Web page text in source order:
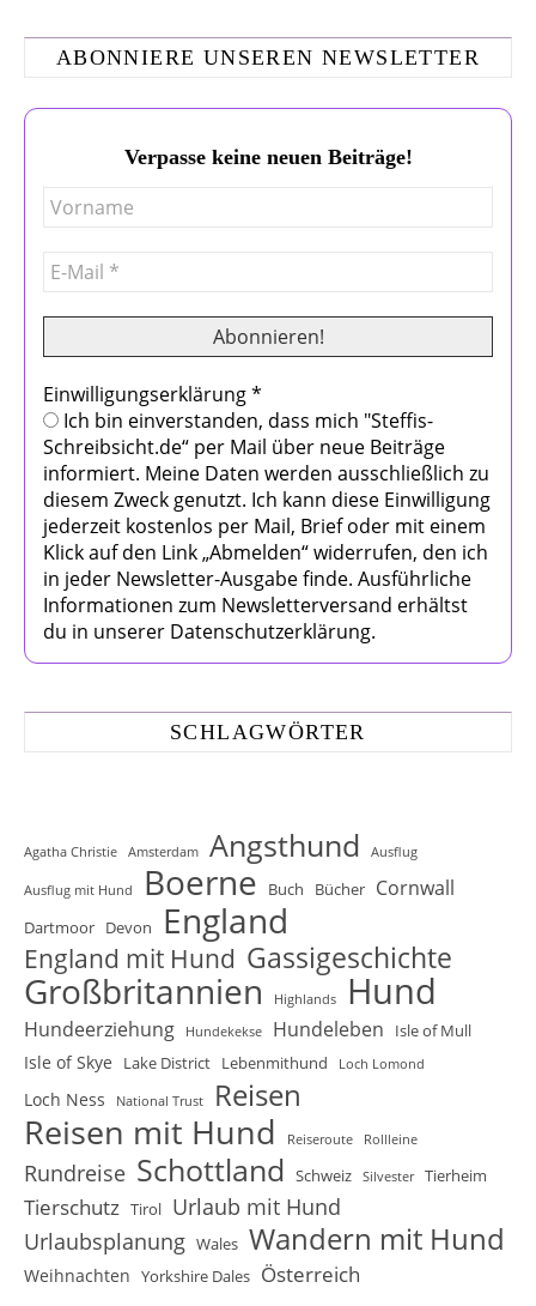
ABONNIERE UNSEREN NEWSLETTER
Verpasse keine neuen Beiträge!
Einwilligungserklärung*
Ich bin einverstanden, dass mich "Steffis-
Schreibsicht.de“ per Mail über neue Beiträge
informiert. Meine Daten werden ausschließlich zu
diesem Zweck genutzt. Ich kann diese Einwilligung
jederzeit kostenlos per Mail, Brief oder mit einem
Klick auf den Link „Abmelden“ widerrufen, den ich
in jeder Newsletter-Ausgabe finde. Ausführliche
Informationen zum Newsletterversand erhältst
du in unserer Datenschutzerklärung.
SCHLAGWÖRTER
Agatha Christie Amsterdam Angsthund Ausflug
Ausflug mit Hund Boerne Buch Bücher Cornwall
Dartmoor Devon England
England mit Hund Gassigeschichte
Großbritannien Highlands Hund
Hundeerziehung Hundekekse Hundeleben Isle of Mull
Isle of Skye Lake District Lebenmithund Loch Lomond
Loch Ness National Trust Reisen
Reisen mit Hund Reiseroute Rollleine
Rundreise Schottland Schweiz Silvester Tierheim
Tierschutz Tirol Urlaub mit Hund
Urlaubsplanung Wales Wandern mit Hund
Weihnachten Yorkshire Dales Österreich